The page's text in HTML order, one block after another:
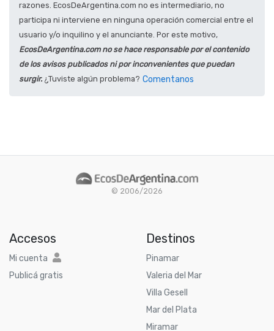
razones. EcosDeArgentina.com no es intermediario, no
participa ni interviene en ninguna operación comercial entre el
usuario y/o inquilino y el anunciante. Por este motivo,
EcosDeArgentina.com no se hace responsable por el contenido
de los avisos publicados ni por inconvenientes que puedan
surgir. ¿Tuviste algún problema? Comentanos
© 2006/2026
Accesos
Mi cuenta
Publicá gratis
Destinos
Pinamar
Valeria del Mar
Villa Gesell
Mar del Plata
Miramar